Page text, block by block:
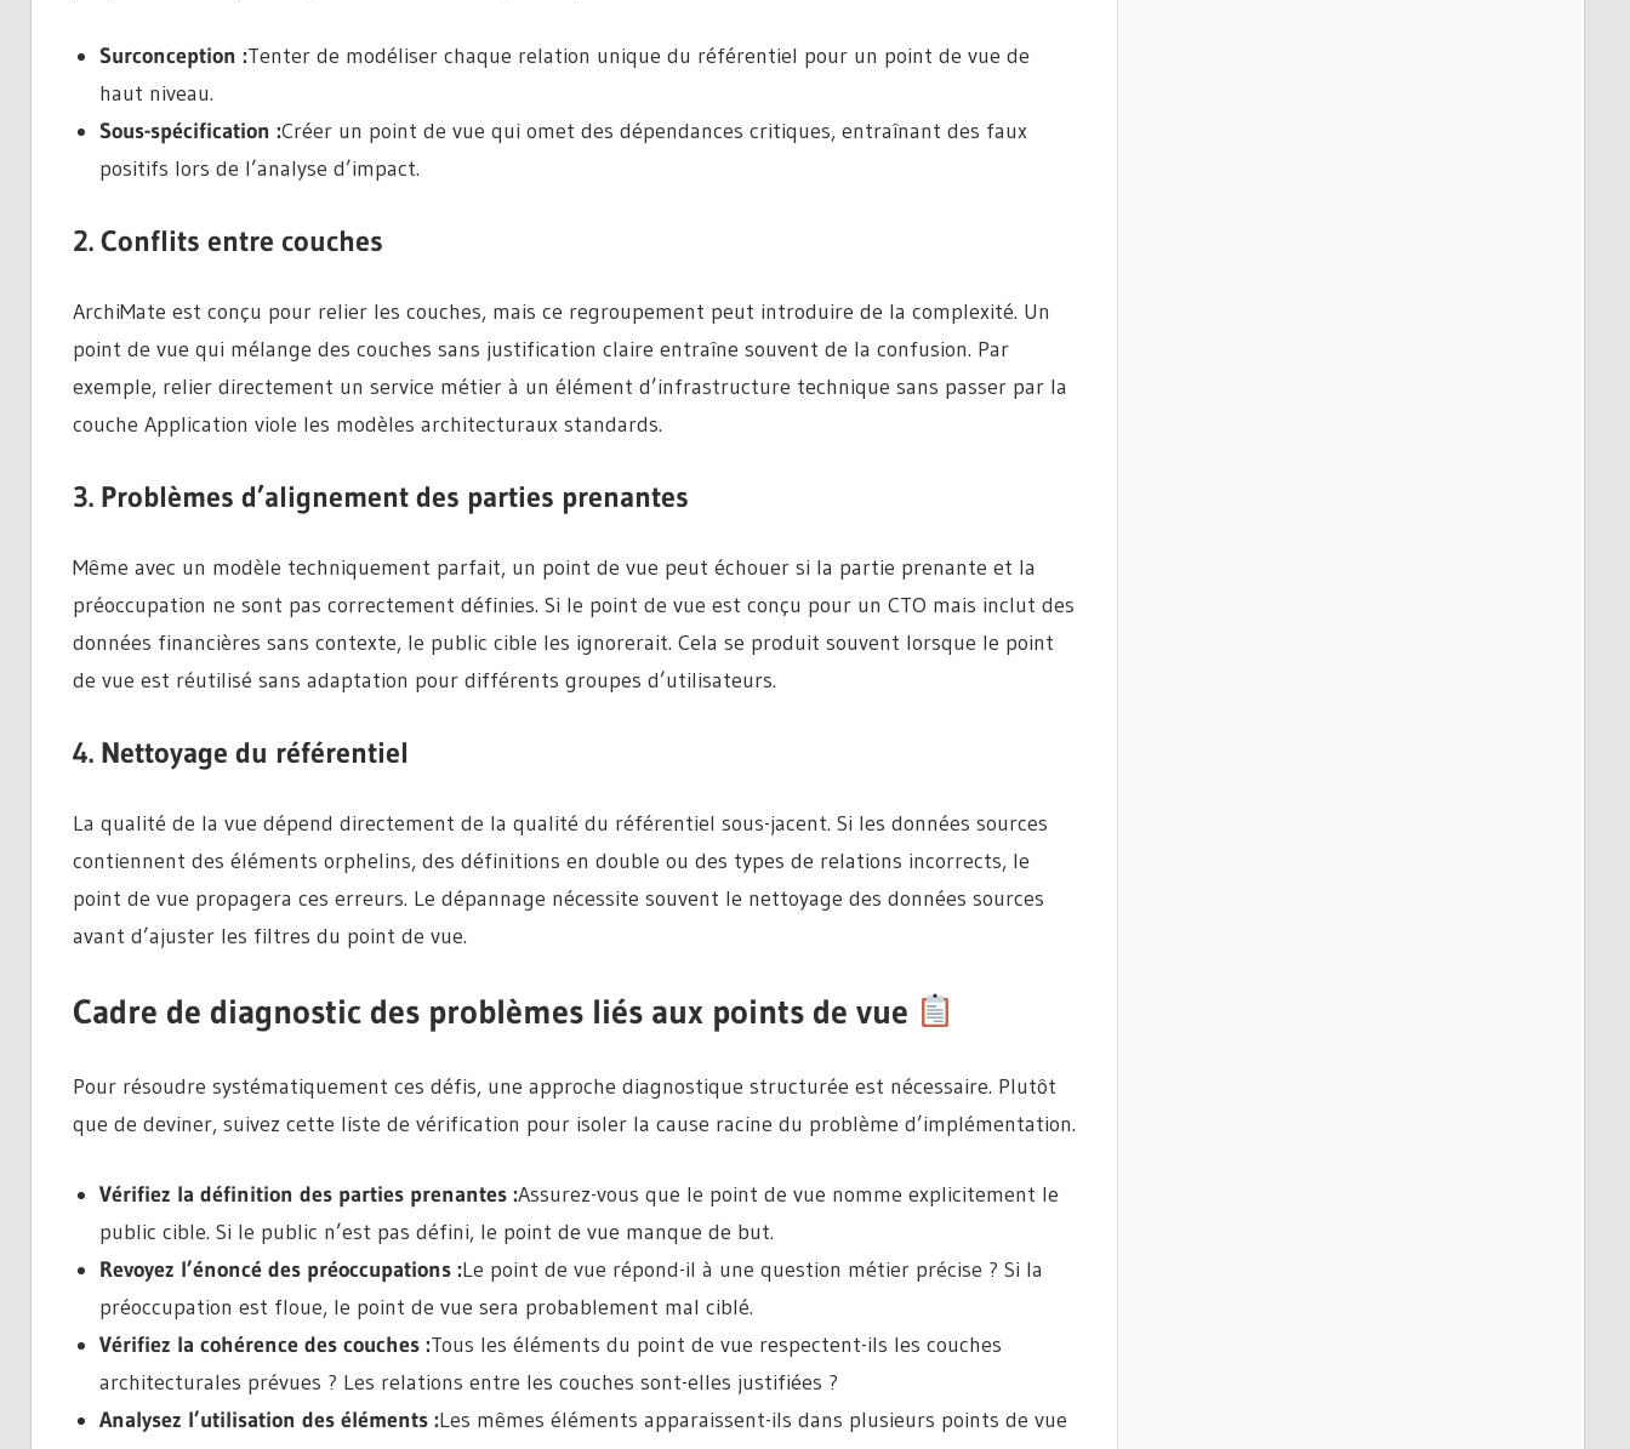
Surconception :Tenter de modéliser chaque relation unique du référentiel pour un point de vue de
haut niveau.
Sous-spécification :Créer un point de vue qui omet des dépendances critiques, entraînant des faux
positifs lors de l’analyse d’impact.
2. Conflits entre couches
ArchiMate est conçu pour relier les couches, mais ce regroupement peut introduire de la complexité. Un
point de vue qui mélange des couches sans justification claire entraîne souvent de la confusion. Par
exemple, relier directement un service métier à un élément d’infrastructure technique sans passer par la
couche Application viole les modèles architecturaux standards.
3. Problèmes d’alignement des parties prenantes
Même avec un modèle techniquement parfait, un point de vue peut échouer si la partie prenante et la
préoccupation ne sont pas correctement définies. Si le point de vue est conçu pour un CTO mais inclut des
données financières sans contexte, le public cible les ignorerait. Cela se produit souvent lorsque le point
de vue est réutilisé sans adaptation pour différents groupes d’utilisateurs.
4. Nettoyage du référentiel
La qualité de la vue dépend directement de la qualité du référentiel sous-jacent. Si les données sources
contiennent des éléments orphelins, des définitions en double ou des types de relations incorrects, le
point de vue propagera ces erreurs. Le dépannage nécessite souvent le nettoyage des données sources
avant d’ajuster les filtres du point de vue.
Cadre de diagnostic des problèmes liés aux points de vue
Pour résoudre systématiquement ces défis, une approche diagnostique structurée est nécessaire. Plutôt
que de deviner, suivez cette liste de vérification pour isoler la cause racine du problème d’implémentation.
Vérifiez la définition des parties prenantes :Assurez-vous que le point de vue nomme explicitement le
public cible. Si le public n’est pas défini, le point de vue manque de but.
Revoyez l’énoncé des préoccupations :Le point de vue répond-il à une question métier précise ? Si la
préoccupation est floue, le point de vue sera probablement mal ciblé.
Vérifiez la cohérence des couches :Tous les éléments du point de vue respectent-ils les couches
architecturales prévues ? Les relations entre les couches sont-elles justifiées ?
Analysez l’utilisation des éléments :Les mêmes éléments apparaissent-ils dans plusieurs points de vue